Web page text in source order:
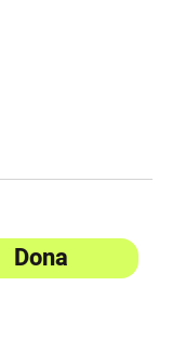
Dona